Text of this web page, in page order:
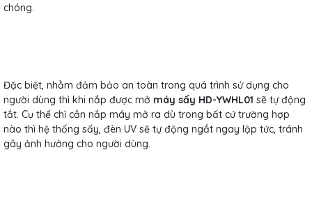
chóng.
Đặc biệt, nhằm đảm bảo an toàn trong quá trình sử dụng cho
người dùng thì khi nắp được mở máy sấy HD-YWHL01 sẽ tự động
tắt. Cụ thể chỉ cần nắp máy mở ra dù trong bất cứ trường hợp
nào thì hệ thống sấy, đèn UV sẽ tự động ngắt ngay lập tức, tránh
gây ảnh hưởng cho người dùng.